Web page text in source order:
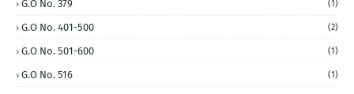
G.O No. 379 (1)
G.O No. 401-500 (2)
G.O No. 501-600 (1)
G.O No. 516 (1)